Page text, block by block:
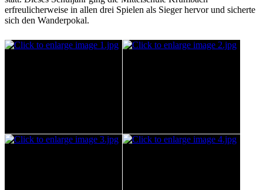
erfreulicherweise in allen drei Spielen als Sieger hervor und sicherte
sich den Wanderpokal.